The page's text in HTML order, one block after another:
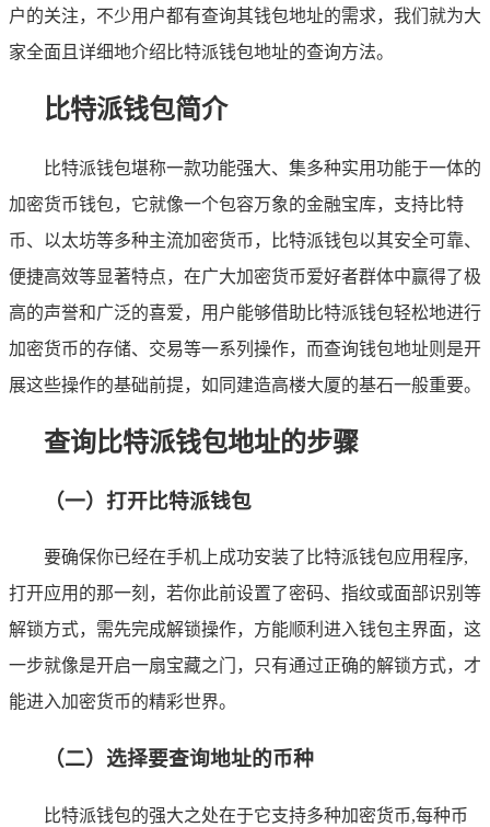
户的关注，不少用户都有查询其钱包地址的需求，我们就为大
家全面且详细地介绍比特派钱包地址的查询方法。
比特派钱包简介
比特派钱包堪称一款功能强大、集多种实用功能于一体的
加密货币钱包，它就像一个包容万象的金融宝库，支持比特
币、以太坊等多种主流加密货币，比特派钱包以其安全可靠、
便捷高效等显著特点，在广大加密货币爱好者群体中赢得了极
高的声誉和广泛的喜爱，用户能够借助比特派钱包轻松地进行
加密货币的存储、交易等一系列操作，而查询钱包地址则是开
展这些操作的基础前提，如同建造高楼大厦的基石一般重要。
查询比特派钱包地址的步骤
（一）打开比特派钱包
要确保你已经在手机上成功安装了比特派钱包应用程序,
打开应用的那一刻，若你此前设置了密码、指纹或面部识别等
解锁方式，需先完成解锁操作，方能顺利进入钱包主界面，这
一步就像是开启一扇宝藏之门，只有通过正确的解锁方式，才
能进入加密货币的精彩世界。
（二）选择要查询地址的币种
比特派钱包的强大之处在于它支持多种加密货币,每种币